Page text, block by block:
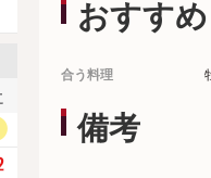
おすすめ
合う料理
備考